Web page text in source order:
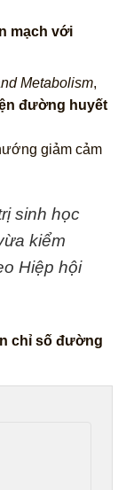
mạch với
Metabolism,
đường huyết
giảm cảm
sinh học
kiểm
Hiệp hội
chỉ số đường